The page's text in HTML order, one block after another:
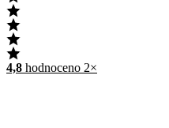
4,8 hodnoceno 2×